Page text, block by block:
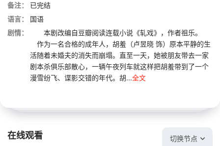
备注：
已完结
语言：
国语
剧情：
本剧改编自豆瓣阅读连载小说《轧戏》，作者祖乐。
作为一名合格的成年人，胡羞（卢昱晓 饰）原本平静的生
活随着未婚夫的消失而崩塌。直至一天，她被朋友带去一家
剧本杀俱乐部散心，一辆午夜列车就这样把胡羞带到了一个
漫雪纷飞、谍影交错的年代。胡...全文
在线观看 切换节点